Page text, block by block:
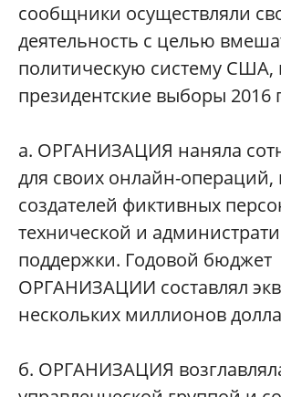
сообщники осуществляли
деятельность с целью
политическую систему США,
президентские выборы 2016
а. ОРГАНИЗАЦИЯ наняла
для своих онлайн-операций,
создателей фиктивных
технической и
поддержки. Годовой бюджет
ОРГАНИЗАЦИИ составлял
нескольких миллионов
б. ОРГАНИЗАЦИЯ